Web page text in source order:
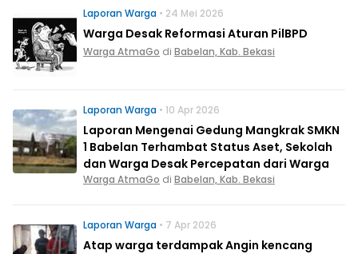
Laporan Warga • 24 Mei 2026
Warga Desak Reformasi Aturan PilBPD
Warga AtmaGo di Babelan, Kab. Bekasi
Laporan Warga • 10 Apr 2026
Laporan Mengenai Gedung Mangkrak SMKN
1 Babelan Terhambat Status Aset, Sekolah
dan Warga Desak Percepatan dari Warga
Warga AtmaGo di Babelan, Kab. Bekasi
Laporan Warga • 7 Apr 2026
Atap warga terdampak Angin kencang